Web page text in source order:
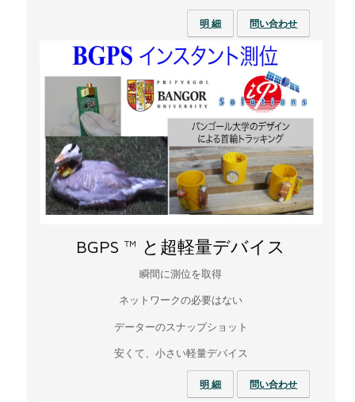
明 細 問い合わせ
BGPS ™ と超軽量デバイス
瞬間に測位を取得
ネットワークの必要はない
データーのスナップショット
安くて、小さい軽量デバイス
明 細 問い合わせ